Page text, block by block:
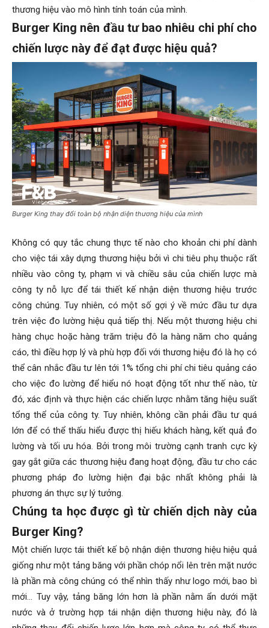
thương hiệu vào mô hình tính toán của mình.
Burger King nên đầu tư bao nhiêu chi phí cho
chiến lược này để đạt được hiệu quả?
Burger King thay đổi toàn bộ nhận diện thương hiệu của mình
Không có quy tắc chung thực tế nào cho khoản chi phí dành
cho việc tái xây dựng thương hiệu bởi vì chi tiêu phụ thuộc rất
nhiều vào công ty, phạm vi và chiều sâu của chiến lược mà
công ty nỗ lực để tái thiết kế nhận diện thương hiệu trước
công chúng. Tuy nhiên, có một số gợi ý về mức đầu tư dựa
trên việc đo lường hiệu quả tiếp thị. Nếu một thương hiệu chi
hàng chục hoặc hàng trăm triệu đô la hàng năm cho quảng
cáo, thì điều hợp lý và phù hợp đối với thương hiệu đó là họ có
thể cân nhắc đầu tư lên tới 1% tổng chi phí chi tiêu quảng cáo
cho việc đo lường để hiểu nó hoạt động tốt như thế nào, từ
đó, xác định và thực hiện các chiến lược nhằm tăng hiệu suất
tổng thể của công ty. Tuy nhiên, không cần phải đầu tư quá
lớn để có thể thấu hiểu được thị hiếu khách hàng, kết quả đo
lường và tối ưu hóa. Bởi trong môi trường cạnh tranh cực kỳ
gay gắt giữa các thương hiệu đang hoạt động, đầu tư cho các
phương pháp đo lường hiện đại bậc nhất không phải là
phương án thực sự lý tưởng.
Chúng ta học được gì từ chiến dịch này của
Burger King?
Một chiến lược tái thiết kế bộ nhận diện thương hiệu hiệu quả
giống như một tảng băng với phần chóp nổi lên trên mặt nước
là phần mà công chúng có thể nhìn thấy như logo mới, bao bì
mới… Tuy vậy, tảng băng lớn hơn là phần nằm ẩn dưới mặt
nước và ở trường hợp tái nhận diện thương hiệu này, đó là